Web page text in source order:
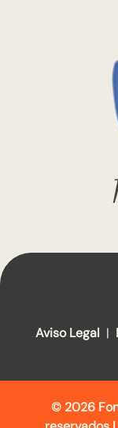
Aviso Legal |
© 2026